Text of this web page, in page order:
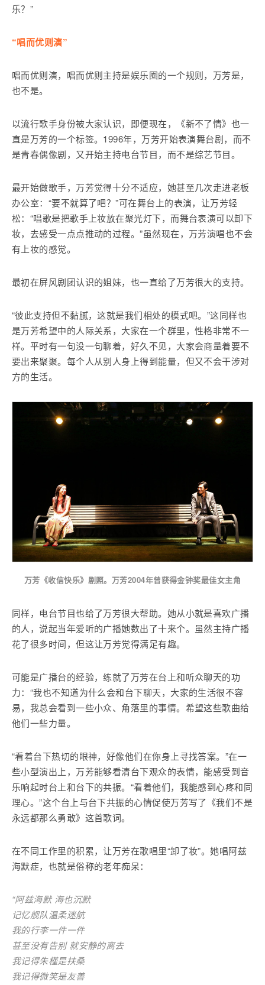
乐？”
“唱而优则演”
唱而优则演，唱而优则主持是娱乐圈的一个规则，万芳是，
也不是。
以流行歌手身份被大家认识，即便现在，《新不了情》也一
直是万芳的一个标签。1996年，万芳开始表演舞台剧，而不
是青春偶像剧，又开始主持电台节目，而不是综艺节目。
最开始做歌手，万芳觉得十分不适应，她甚至几次走进老板
办公室：“要不就算了吧？”可在舞台上的表演，让万芳轻
松：“唱歌是把歌手上妆放在聚光灯下，而舞台表演可以卸下
妆，去感受一点点推动的过程。”虽然现在，万芳演唱也不会
有上妆的感觉。
最初在屏风剧团认识的姐妹，也一直给了万芳很大的支持。
“彼此支持但不黏腻，这就是我们相处的模式吧。”这同样也
是万芳希望中的人际关系，大家在一个群里，性格非常不一
样。平时有一句没一句聊着，好久不见，大家会商量着要不
要出来聚聚。每个人从别人身上得到能量，但又不会干涉对
方的生活。
万芳《收信快乐》剧照。万芳2004年曾获得金钟奖最佳女主角
同样，电台节目也给了万芳很大帮助。她从小就是喜欢广播
的人，说起当年爱听的广播她数出了十来个。虽然主持广播
花了很多时间，但这让万芳觉得满足有趣。
可能是广播台的经验，练就了万芳在台上和听众聊天的功
力：“我也不知道为什么会和台下聊天，大家的生活很不容
易，我总会看到一些小众、角落里的事情。希望这些歌曲给
他们一些力量。
“看着台下热切的眼神，好像他们在你身上寻找答案。”在一
些小型演出上，万芳能够看清台下观众的表情，能感受到音
乐响起时台上和台下的共振。“看着他们，我能感到心疼和同
理心。”这个台上与台下共振的心情促使万芳写了《我们不是
永远都那么勇敢》这首歌词。
在不同工作里的积累，让万芳在歌唱里“卸了妆”。她唱阿兹
海默症，也就是俗称的老年痴呆：
“阿兹海默 海也沉默
记忆舰队温柔迷航
我的行李一件一件
甚至没有告别 就安静的离去
我记得朱槿是扶桑
我记得微笑是友善